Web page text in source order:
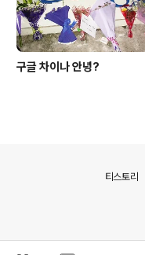
구글 차이나 안녕?
티스토리